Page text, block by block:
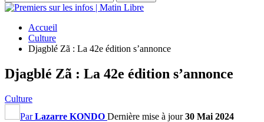
Accueil
Culture
Djagblé Zã : La 42e édition s’annonce
Djagblé Zã : La 42e édition s’annonce
Culture
ParLazarre KONDO Dernière mise à jour30 Mai 2024